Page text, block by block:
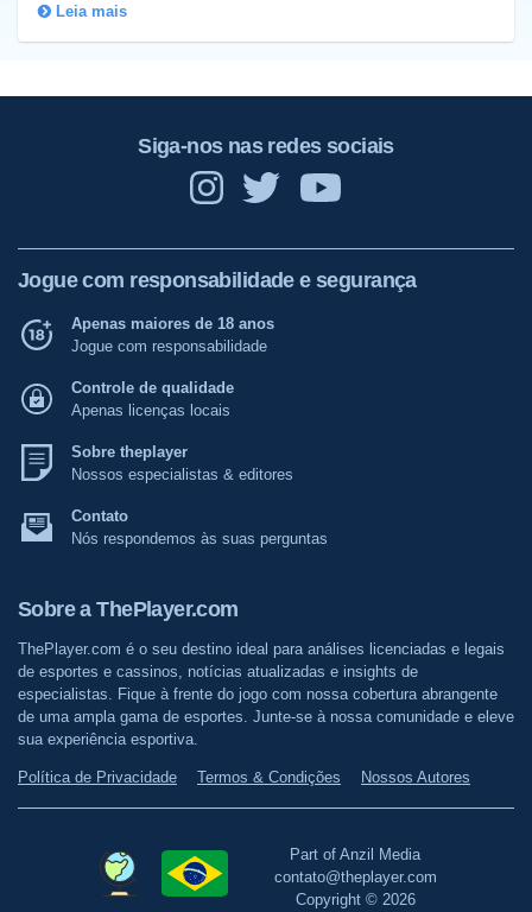
Leia mais
Siga-nos nas redes sociais
Jogue com responsabilidade e segurança
Apenas maiores de 18 anos
Jogue com responsabilidade
Controle de qualidade
Apenas licenças locais
Sobre theplayer
Nossos especialistas & editores
Contato
Nós respondemos às suas perguntas
Sobre a ThePlayer.com
ThePlayer.com é o seu destino ideal para análises licenciadas e legais
de esportes e cassinos, notícias atualizadas e insights de
especialistas. Fique à frente do jogo com nossa cobertura abrangente
de uma ampla gama de esportes. Junte-se à nossa comunidade e eleve
sua experiência esportiva.
Política de Privacidade Termos & Condições Nossos Autores
Part of Anzil Media
contato@theplayer.com
Copyright © 2026